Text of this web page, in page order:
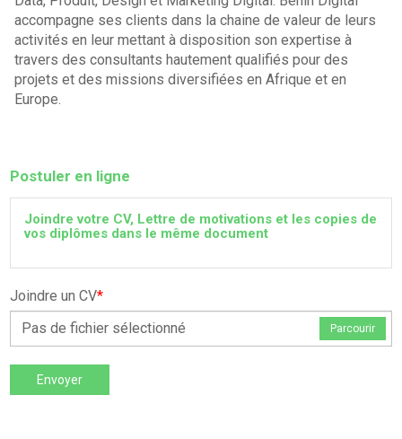
accompagne ses clients dans la chaine de valeur de leurs
activités en leur mettant à disposition son expertise à
travers des consultants hautement qualifiés pour des
projets et des missions diversifiées en Afrique et en
Europe.
Postuler en ligne
Joindre votre CV, Lettre de motivations et les copies de
vos diplômes dans le même document
Joindre un CV*
Pas de fichier sélectionné
Parcourir
Envoyer